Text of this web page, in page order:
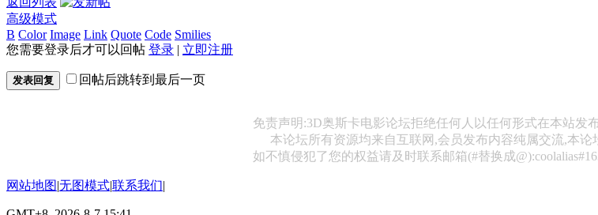
高级模式
B Color Image Link Quote Code Smilies
您需要登录后才可以回帖 登录 | 立即注册
发表回复 回帖后跳转到最后一页
免责声明:3D奥斯卡电影论坛拒绝任何人以任何形式在本站发
本论坛所有资源均来自互联网,会员发布内容纯属交流,本论
如不慎侵犯了您的权益请及时联系邮箱(#替换成
网站地图|无图模式|联系我们|